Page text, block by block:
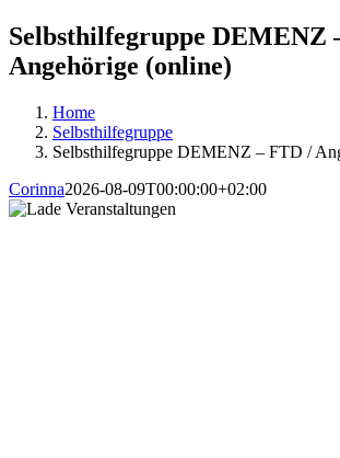
Selbsthilfegruppe DEMENZ
Angehörige (online)
Home
Selbsthilfegruppe
Selbsthilfegruppe DEMENZ – FTD /
Corinna2026-08-09T00:00:00+02:00